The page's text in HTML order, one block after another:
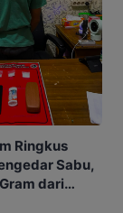
Ringkus
Sabu,
dari